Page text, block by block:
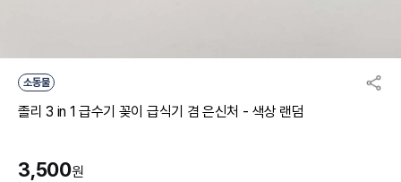
소동물
졸리 3 in 1 급수기 꽂이 급식기 겸 은신처 - 색상 랜덤
3,500원